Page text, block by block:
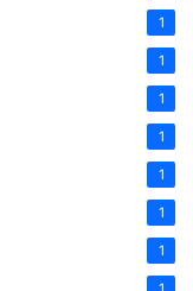
1
1
1
1
1
1
1